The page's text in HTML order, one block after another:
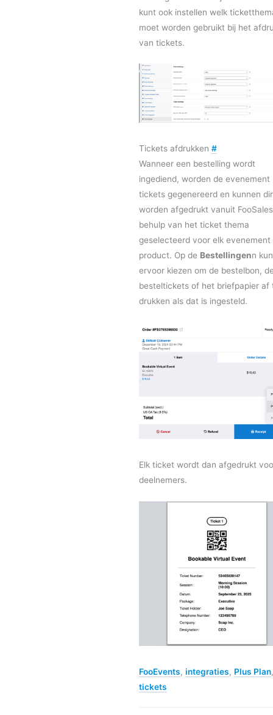
kunt ook instellen welk
moet worden gebruikt bij het
van tickets.
Tickets afdrukken #
Wanneer een bestelling wordt
ingediend, worden de evenement
tickets gegenereerd en kunnen
worden afgedrukt vanuit
behulp van het ticket thema
geselecteerd voor elk evenement
product. Op de Bestellingenn
ervoor kiezen om de bestelbon,
besteltickets of het briefpapier af
drukken als dat is ingesteld.
Elk ticket wordt dan afgedrukt
deelnemers.
FooEvents, integraties, Plus Plan,
tickets